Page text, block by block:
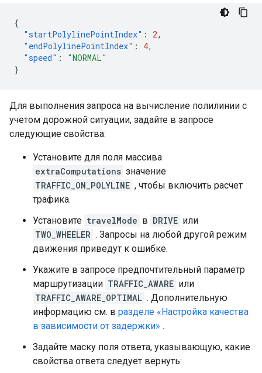
{
"startPolylinePointIndex" : 2,
"endPolylinePointIndex" : 4,
"speed" :
"NORMAL"
}
Для выполнения запроса на вычисление полилинии с
учетом дорожной ситуации, задайте в запросе
следующие свойства:
Установите для поля массива
extraComputations значение
TRAFFIC_ON_POLYLINE , чтобы включить расчет
трафика.
Установите travelMode в DRIVE или
TWO_WHEELER . Запросы на любой другой режим
движения приведут к ошибке.
Укажите в запросе предпочтительный параметр
маршрутизации TRAFFIC_AWARE или
TRAFFIC_AWARE_OPTIMAL . Дополнительную
информацию см. в разделе «Настройка качества
в зависимости от задержки» .
Задайте маску поля ответа, указывающую, какие
свойства ответа следует вернуть: